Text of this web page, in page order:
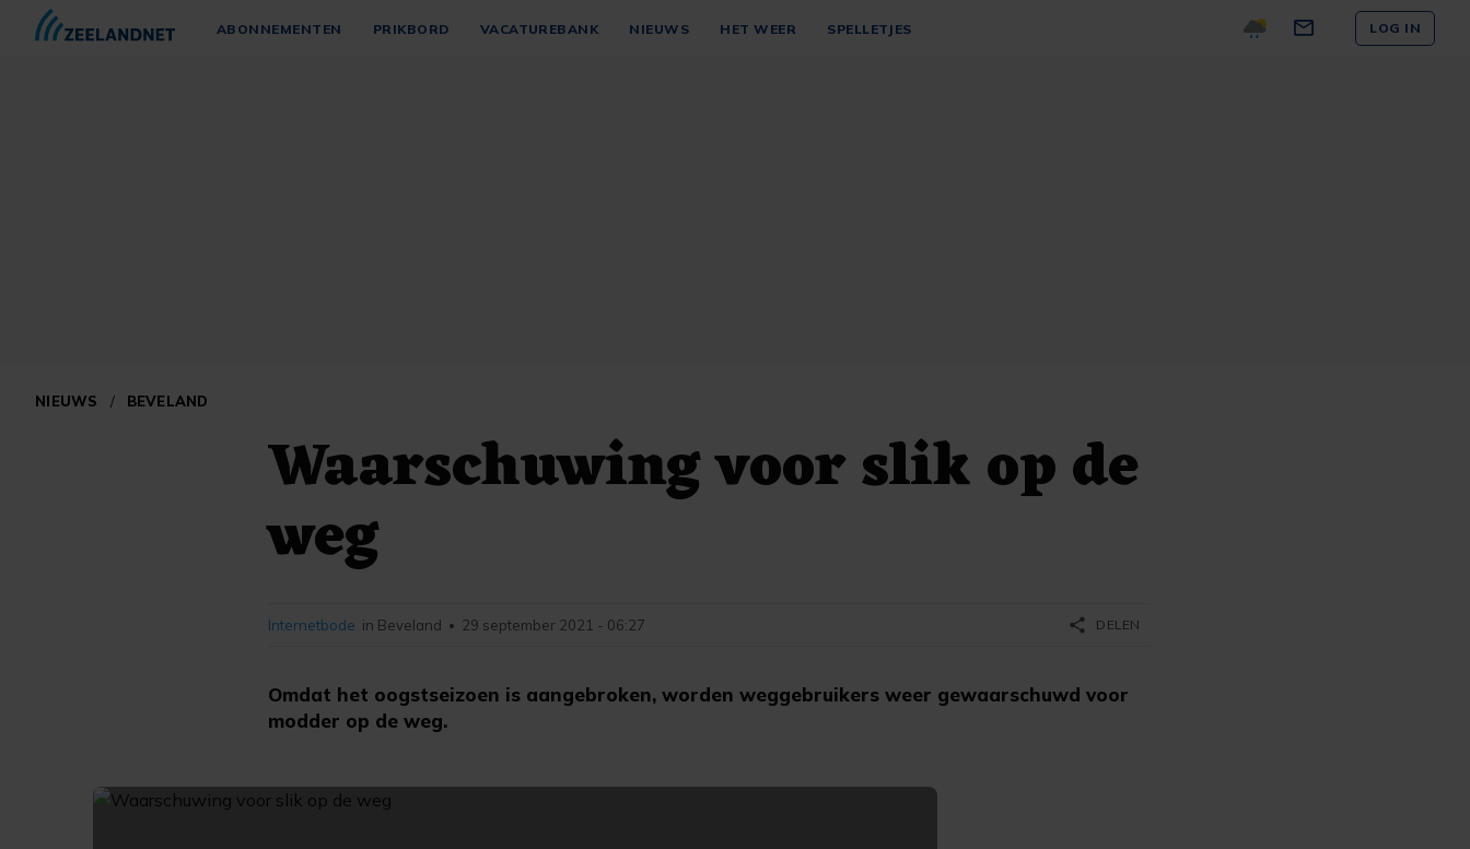
ABONNEMENTEN PRIKBORD VACATUREBANK NIEUWS HET WEER SPELLETJES LOG IN
NIEUWS / BEVELAND
Waarschuwing voor slik op de
weg
Omdat het oogstseizoen is aangebroken, worden weggebruikers weer gewaarschuwd voor
modder op de weg.
Internetbode in Beveland • 29 september 2021 - 06:27 share DELEN